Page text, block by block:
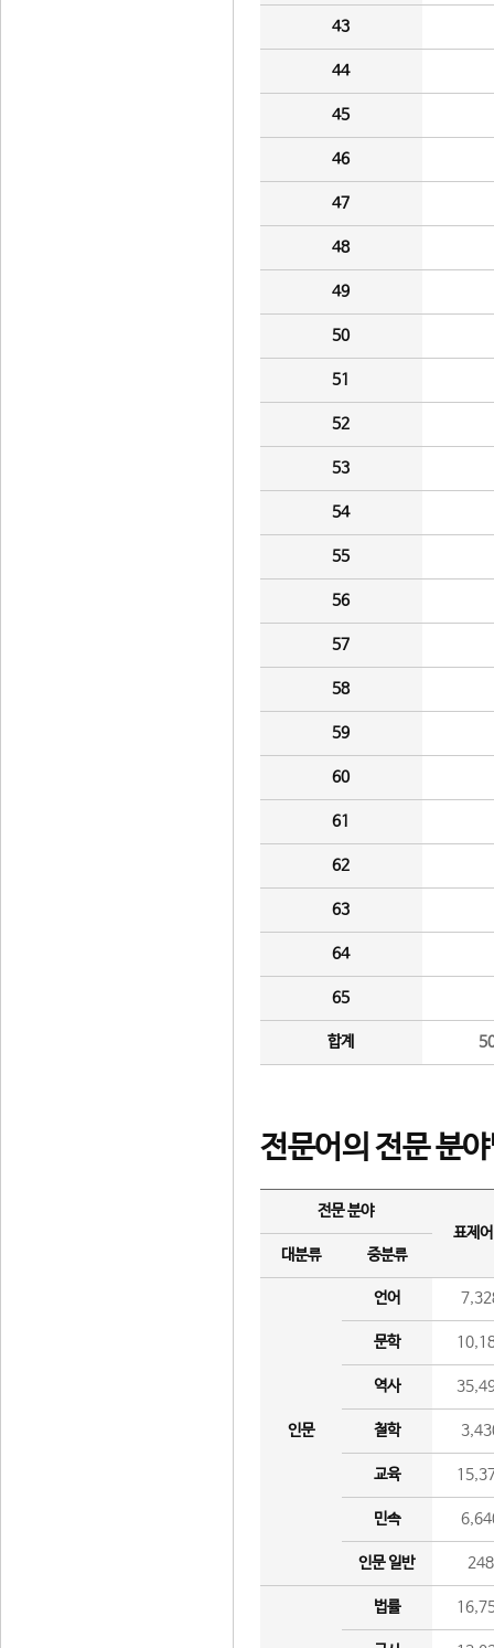
43
44
45
46
47
48
49
50
51
52
53
54
55
56
57
58
59
60
61
62
63
64
65
합계
전문어의 전문 분
전문 분야
표제
대분류
중분류
인문
언어
문학
역사
철학
교육
민속
인문 일반 248
법률